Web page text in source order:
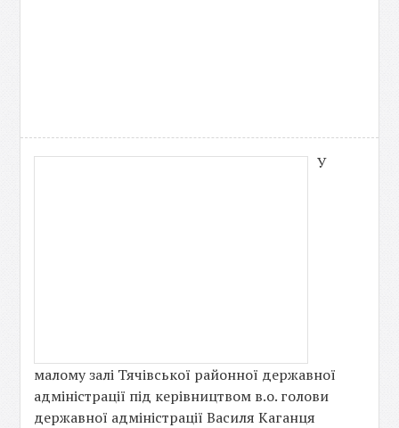
У
малому залі Тячівської районної державної
адміністрації під керівництвом в.о. голови
державної адміністрації Василя Каганця